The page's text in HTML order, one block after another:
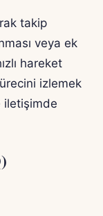
takip
veya ek
hareket
izlemek
iletişimde